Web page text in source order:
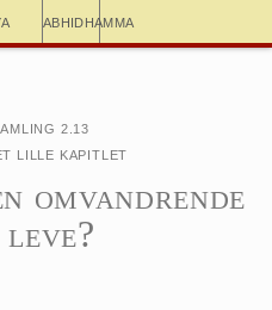
Abhidhamma
2.13
lille kapitlet
omvandrende
leve?